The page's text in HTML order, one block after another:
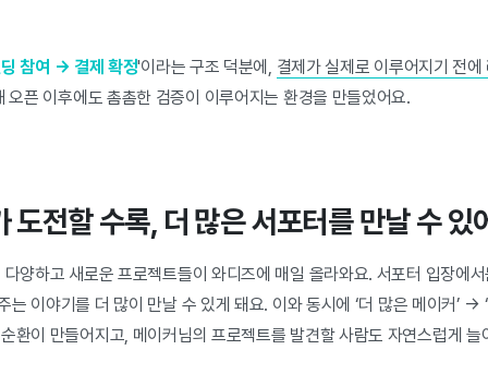
참여 → 결제 확정'이라는 구조 덕분에, 결제가 실제로 이루어지기 전
오픈 이후에도 촘촘한 검증이 이루어지는 환경을 만들었어요.
도전할 수록, 더 많은 서포터를 만날 수 있
양하고 새로운 프로젝트들이 와디즈에 매일 올라와요. 서포터 입장에
는 이야기를 더 많이 만날 수 있게 돼요. 이와 동시에 ‘더 많은 메이커’ →
환이 만들어지고, 메이커님의 프로젝트를 발견할 사람도 자연스럽게 늘